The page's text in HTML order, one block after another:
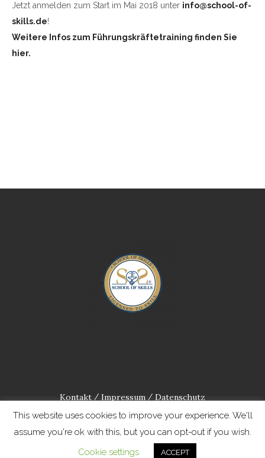
Jetzt anmelden zum Start im Mai 2018 unter info@school-of-
skills.de!
Weitere Infos zum Führungskräftetraining finden Sie
hier.
Kontakt / Impressum / Datenschutz
This website uses cookies to improve your experience. We'll
assume you're ok with this, but you can opt-out if you wish.
Cookie settings
ACCEPT